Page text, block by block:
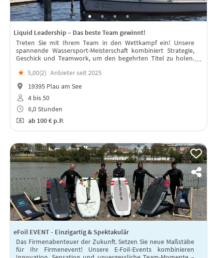
Liquid Leadership – Das beste Team gewinnt!
Treten Sie mit Ihrem Team in den Wettkampf ein! Unsere
spannende Wassersport-Meisterschaft kombiniert Strategie,
Geschick und Teamwork, um den begehrten Titel zu holen.
★ 5,00(2) Anbieter seit 2025
19395 Plau am See
4 bis 50
6,0 Stunden
ab100 € p.P.
eFoil EVENT - Einzigartig & Spektakulär
Das Firmenabenteuer der Zukunft. Setzen Sie neue Maßstäbe
für Ihr Firmenevent! Unsere E-Foil-Events kombinieren